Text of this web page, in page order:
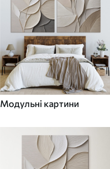
Модульні картини